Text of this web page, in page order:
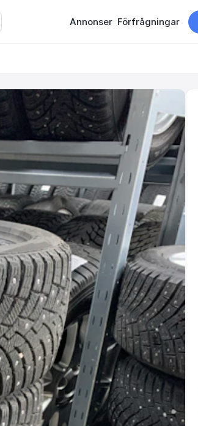
Annonser Förfrågningar